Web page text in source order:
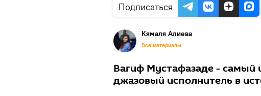
Подписаться
Кямаля Алиева
Все материалы
Вагиф Мустафазаде - самый
джазовый исполнитель в